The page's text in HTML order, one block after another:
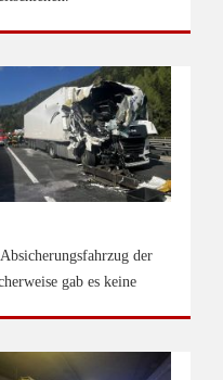
der
gab es keine